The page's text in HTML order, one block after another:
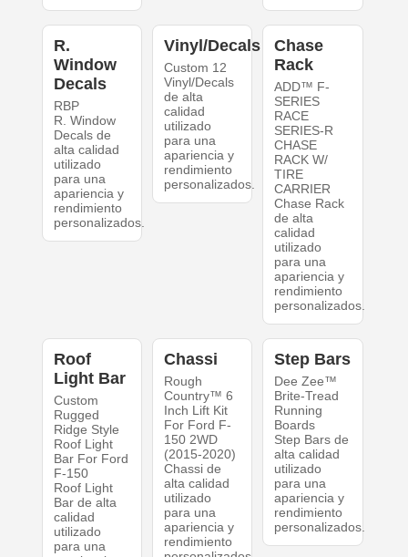
R.
Window
Decals
RBP
R. Window
Decals de
alta calidad
utilizado
para una
apariencia y
rendimiento
personalizados.
Vinyl/Decals
Custom 12
Vinyl/Decals
de alta
calidad
utilizado
para una
apariencia y
rendimiento
personalizados.
Chase
Rack
ADD™ F-
SERIES
RACE
SERIES-R
CHASE
RACK W/
TIRE
CARRIER
Chase Rack
de alta
calidad
utilizado
para una
apariencia y
rendimiento
personalizados.
Roof
Light Bar
Custom
Rugged
Ridge Style
Roof Light
Bar For Ford
F-150
Roof Light
Bar de alta
calidad
utilizado
para una
Chassi
Rough
Country™ 6
Inch Lift Kit
For Ford F-
150 2WD
(2015-2020)
Chassi de
alta calidad
utilizado
para una
apariencia y
rendimiento
Step Bars
Dee Zee™
Brite-Tread
Running
Boards
Step Bars de
alta calidad
utilizado
para una
apariencia y
rendimiento
personalizados.